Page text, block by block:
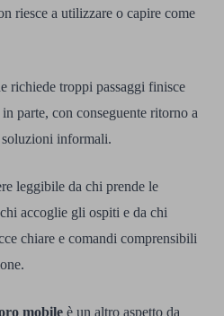
riesce a utilizzare o capire come
richiede troppi passaggi finisce
in parte, con conseguente ritorno a
informali.
leggibile da chi prende le
accoglie gli ospiti e da chi
chiare e comandi comprensibili
mobile è un altro aspetto da